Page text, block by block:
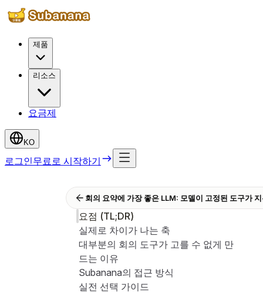
제품
리소스
요금제
KO
로그인무료로 시작하기
회의 요약에 가장 좋은 LLM: 모델이 고정된 도구가
요점 (TL;DR)
실제로 차이가 나는 축
대부분의 회의 도구가 고를 수 없게 만
드는 이유
Subanana의 접근 방식
실전 선택 가이드